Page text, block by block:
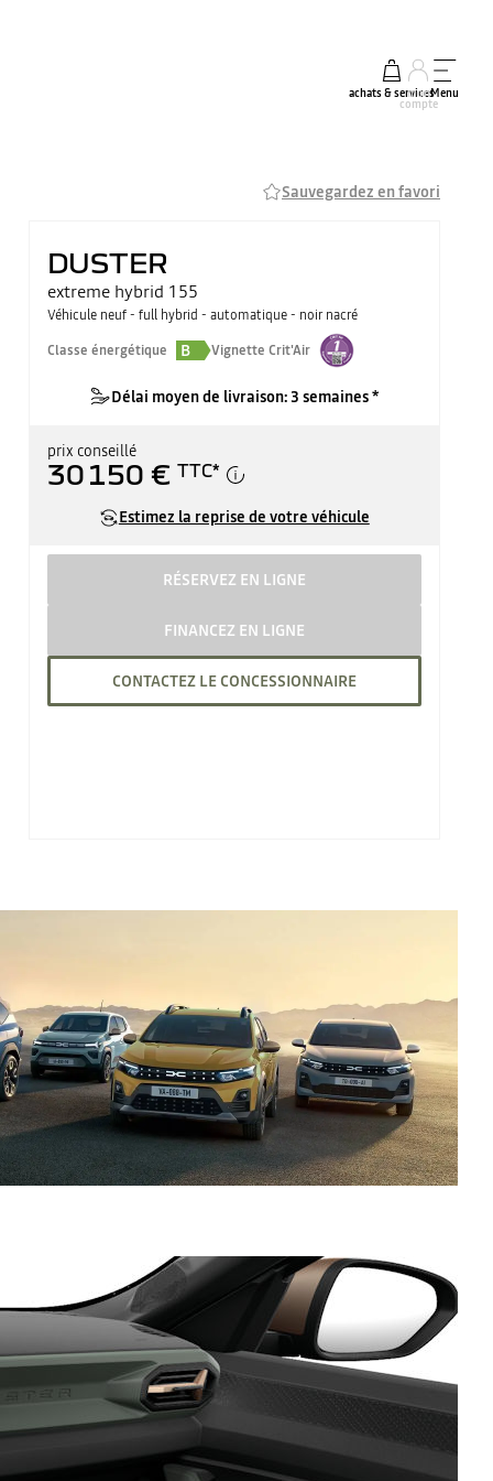
achats & services
mon
compte
Menu
Sauvegardez en favori
DUSTER
extreme hybrid 155
Véhicule neuf - full hybrid - automatique - noir nacré
Classe énergétique
B Vignette Crit'Air
Délai moyen de livraison: 3 semaines *
prix conseillé
30 150 € TTC*
Estimez la reprise de votre véhicule
RÉSERVEZ EN LIGNE
FINANCEZ EN LIGNE
CONTACTEZ LE CONCESSIONNAIRE